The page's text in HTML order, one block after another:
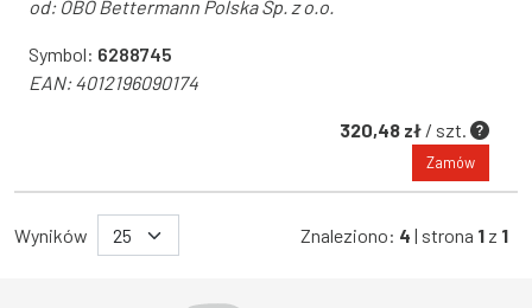
od: OBO Bettermann Polska Sp. z o.o.
Symbol: 6288745
EAN:4012196090174
320,48 zł / szt.
Zamów
Wyników Znaleziono: 4 | strona 1 z 1